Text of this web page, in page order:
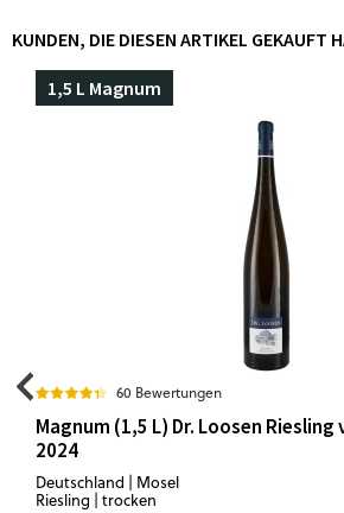
KUNDEN, DIE DIESEN ARTIKEL GEKAUFT
1,5 L Magnum
60 Bewertungen
Magnum (1,5 L) Dr. Loosen
2024
Deutschland | Mosel
Riesling | trocken